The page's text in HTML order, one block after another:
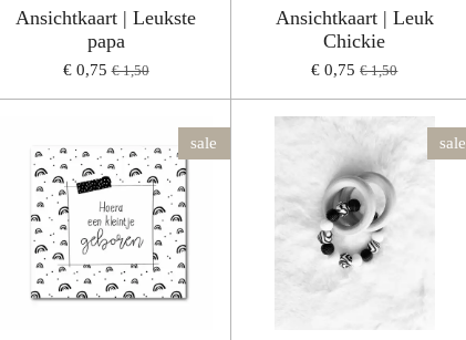
Ansichtkaart | Leukste
papa
€ 0,75 € 1,50
Ansichtkaart | Leuk
Chickie
€ 0,75 € 1,50
sale sale